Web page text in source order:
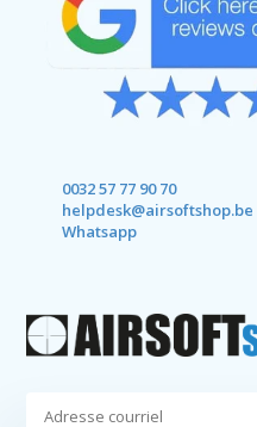
0032 57 77 90 70
helpdesk@airsoftshop.be
Whatsapp